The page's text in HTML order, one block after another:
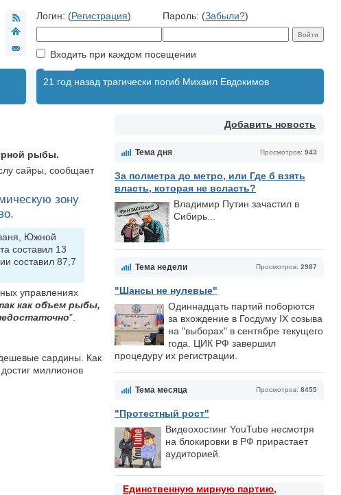
Логин: (Регистрация) Пароль: (Забыли?)
Входить при каждом посещении
21 год назад трагически погиб Михаил Евдокимов
Добавить новость
Просмотров: 943
Тема дня
За полметра до метро, или Где б взять
власть, которая не всласть?
Владимир Путин зачастил в
Сибирь...
Просмотров: 2987
Тема недели
"Шансы не нулевые"
Одиннадцать партий поборются
за вхождение в Госдуму IX созыва
на "выборах" в сентябре текущего
года. ЦИК РФ завершил
процедуру их регистрации.
Просмотров: 8455
Тема месяца
"Протестный рост"
Видеохостинг YouTube несмотря
на блокировки в РФ прирастает
аудиторией.
Единственную мирную партию,
рыбы.
сайры, сообщает
зону
Южной
составил 13
составил 87,7
управлениях
как объем рыбы,
".
сардины. Как
миллионов